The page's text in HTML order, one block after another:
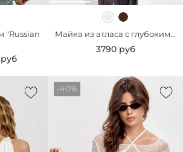
"Russian
Майка из атласа с глубоким...
3790 руб
-40%